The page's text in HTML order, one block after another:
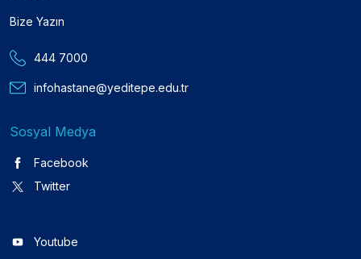
Bize Yazın
444 7000
infohastane@yeditepe.edu.tr
Sosyal Medya
Facebook
Twitter
Youtube